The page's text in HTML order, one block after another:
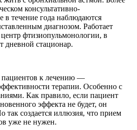
консультативно-
в течение года наблюдаются
диагнозом. Работает
фтизиопульмонологии, в
дневной стационар.
пациентов к лечению —
терапии. Особенно с
Как правило, если пациент
эффекта не будет, он
так создается иллюзия, что прием
уже не нужен.